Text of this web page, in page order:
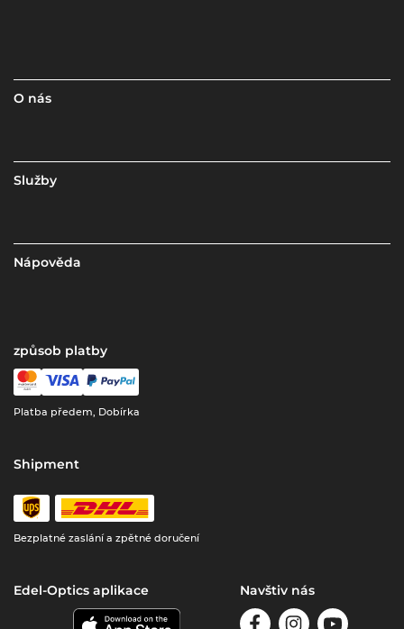
O nás
Služby
Nápověda
způsob platby
Platba předem, Dobírka
Shipment
Bezplatné zaslání a zpětné doručení
Edel-Optics aplikace Navštiv nás